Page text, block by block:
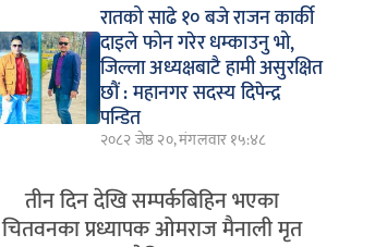
रातको साढे १० बजे राजन कार्की
दाइले फोन गरेर धम्काउनु भो,
जिल्ला अध्यक्षबाटै हामी असुरक्षित
छौं : महानगर सदस्य दिपेन्द्र
पन्डित
२०८२ जेष्ठ २०, मंगलवार १५:४८
तीन दिन देखि सम्पर्कबिहिन भएका
चितवनका प्रध्यापक ओमराज मैनाली मृत